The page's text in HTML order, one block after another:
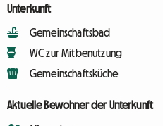
Unterkunft
Gemeinschaftsbad
WC zur Mitbenutzung
Gemeinschaftsküche
Aktuelle Bewohner der Unterkunft